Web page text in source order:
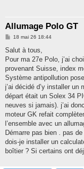
Allumage Polo GT
M
s
a
g
18 mai 26 18:44
Salut à tous,
Pour ma 27e Polo, j’ai
provenant Suisse, index
Système antipollution
j’ai décidé d’y installer
départ était un Solex 34
neuves si jamais). j’ai
moteur GK refait
l’ensemble avec un
Démarre pas bien . pas
dois-je installer un
boîtier ? Si certains ont